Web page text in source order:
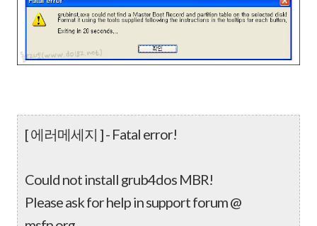
[ 에러메세지 ] - Fatal error!
Could not install grub4dos MBR!
Please ask for help in support forum @